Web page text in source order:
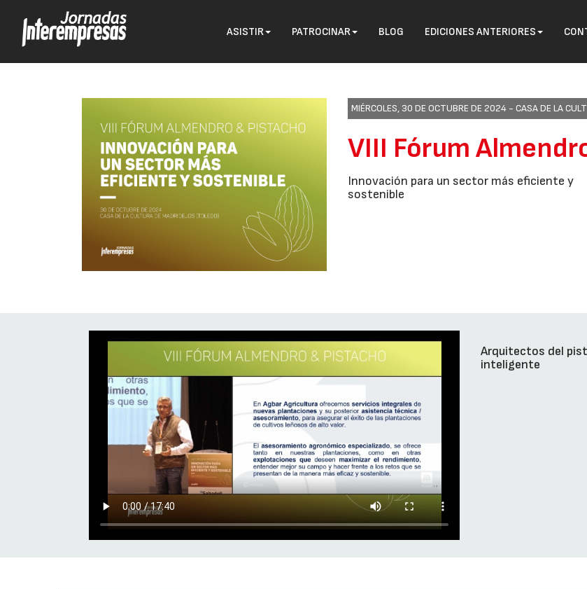
ASISTIR PATROCINAR BLOG EDICIONES ANTERIORES
MIÉRCOLES, 30 DE OCTUBRE DE 2024 - CASA DE LA
VIII Fórum
Innovación para un sector más eficiente y
sostenible
Arquitectos del
inteligente